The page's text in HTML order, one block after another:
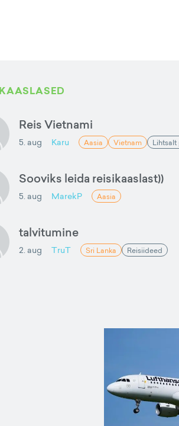
Reis Vietnami
5. aug Karu Aasia Vietnam Lihtsalt
Sooviks leida reisikaaslast))
5. aug MarekP Aasia
talvitumine
2. aug TruT Sri Lanka Reisiideed